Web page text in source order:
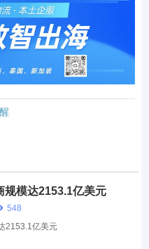
规模达2153.1亿美元
548
2153.1亿美元